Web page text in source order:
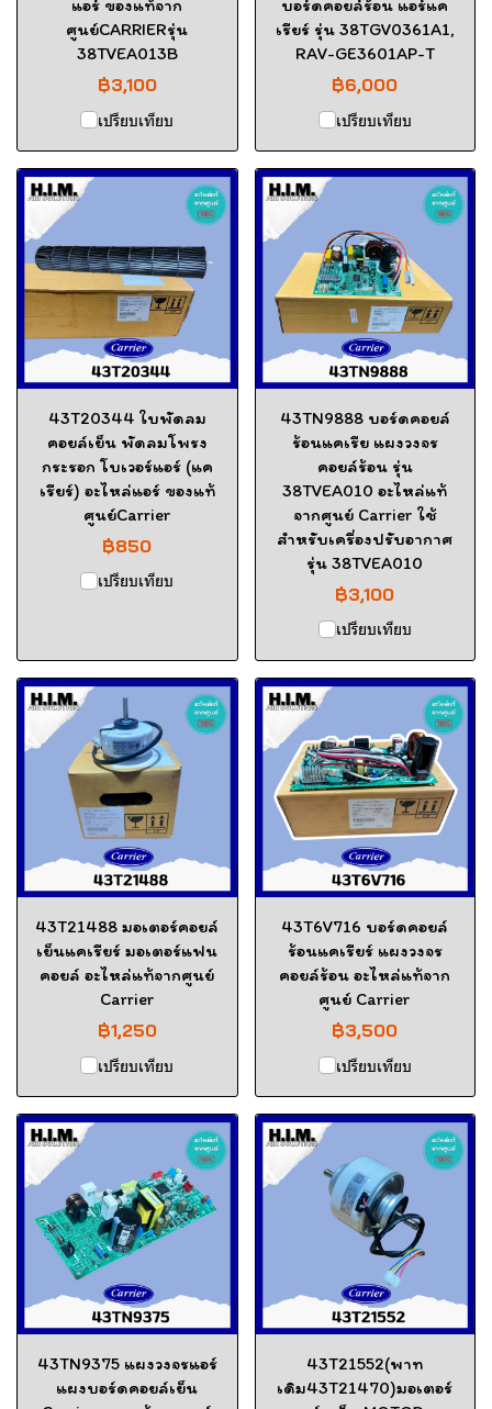
แอร์ ของแท้จาก
ศูนย์CARRIERรุ่น
38TVEA013B
฿3,100
เปรียบเทียบ
บอร์ดคอยล์ร้อน แอร์แค
เรียร์ รุ่น 38TGV0361A1,
RAV-GE3601AP-T
฿6,000
เปรียบเทียบ
43T20344 ใบพัดลม
คอยล์เย็น พัดลมโพรง
กระรอก โบเวอร์แอร์ (แค
เรียร์) อะไหล่แอร์ ของแท้
ศูนย์Carrier
฿850
เปรียบเทียบ
43TN9888 บอร์ดคอยล์
ร้อนแคเรีย แผงวงจร
คอยล์ร้อน รุ่น
38TVEA010 อะไหล่แท้
จากศูนย์ Carrier ใช้
สำหรับเครื่องปรับอากาศ
รุ่น 38TVEA010
฿3,100
เปรียบเทียบ
43T21488 มอเตอร์คอยล์
เย็นแคเรียร์ มอเตอร์แฟน
คอยล์ อะไหล่แท้จากศูนย์
Carrier
฿1,250
เปรียบเทียบ
43T6V716 บอร์ดคอยล์
ร้อนแคเรียร์ แผงวงจร
คอยล์ร้อน อะไหล่แท้จาก
ศูนย์ Carrier
฿3,500
เปรียบเทียบ
43TN9375 แผงวงจรแอร์
แผงบอร์ดคอยล์เย็น
43T21552(พาท
เดิม43T21470)มอเตอร์